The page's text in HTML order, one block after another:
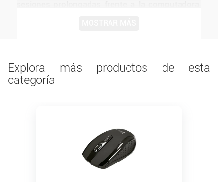
diseño de HyperX mantiene una presentación
coherente con la línea y facilita integrarlo a
distintos tipos de setups.
Explora más productos de esta
categoría